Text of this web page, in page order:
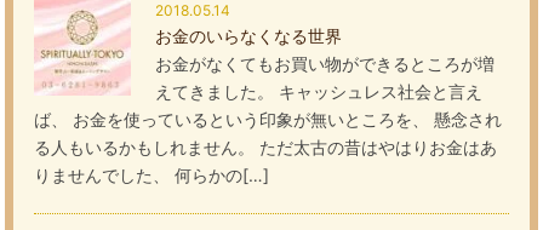
2018.05.14
お金のいらなくなる世界
お金がなくてもお買い物ができるところが増
えてきました。 キャッシュレス社会と言え
ば、 お金を使っているという印象が無いところを、 懸念され
る人もいるかもしれません。 ただ太古の昔はやはりお金はあ
りませんでした、 何らかの[…]